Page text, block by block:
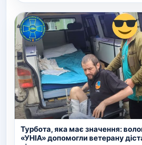
Турбота, яка має значення:
«УНІА» допомогли ветерану